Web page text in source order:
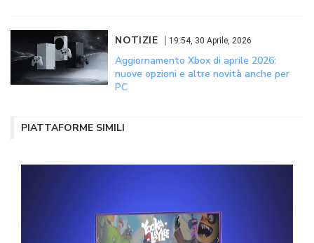
NOTIZIE 19:54, 30 Aprile, 2026
Aggiornamento Xbox di aprile 2026:
nuove opzioni e altre novità anche per
PC
PIATTAFORME SIMILI